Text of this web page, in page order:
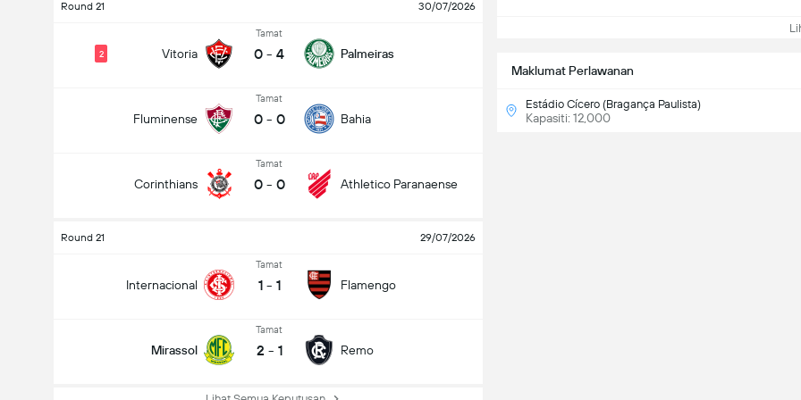
Round 21 30/07/2026
Vitoria
2
Tamat
0 - 4 Palmeiras
Fluminense
Tamat
0 - 0 Bahia
Corinthians
Tamat
0 - 0 Athletico Paranaense
Round 21 29/07/2026
Internacional
Tamat
1 - 1 Flamengo
Mirassol
Tamat
2 - 1 Remo
Maklumat Perlawanan
Estádio Cícero (Bragança Paulista)
Kapasiti: 12,000